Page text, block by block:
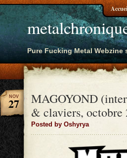
Pure Fucking Metal Webzine
MAGOYOND
& claviers, octobre
Posted by Oshyrya
NOV
27